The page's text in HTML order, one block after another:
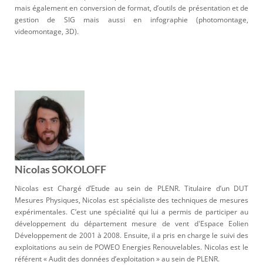
mais également en conversion de format, d’outils de présentation et de
gestion de SIG mais aussi en infographie (photomontage,
videomontage, 3D).
Nicolas SOKOLOFF
Nicolas est Chargé d’Etude au sein de PLENR. Titulaire d’un DUT
Mesures Physiques, Nicolas est spécialiste des techniques de mesures
expérimentales. C’est une spécialité qui lui a permis de participer au
développement du département mesure de vent d'Espace Eolien
Développement de 2001 à 2008. Ensuite, il a pris en charge le suivi des
exploitations au sein de POWEO Energies Renouvelables. Nicolas est le
référent « Audit des données d’exploitation » au sein de PLENR.